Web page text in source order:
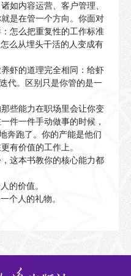
如内容运营、客户管理、
是在管一个方向。你面对
怎么把重复性的工作标准
么从埋头干活的人变成有
虾的道理完全相同：给虾
代。区别只是你管的是一
些能力在职场里会让你变
件一件手动做事的时候，
奔跑了。你的产能是他们
有价值的工作上。
这本书教你的核心能力都
的价值。
个人的礼物。